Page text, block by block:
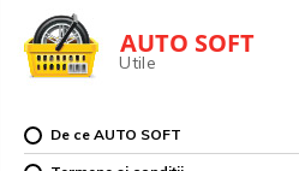
AUTO SOFT
Utile
De ce AUTO SOFT